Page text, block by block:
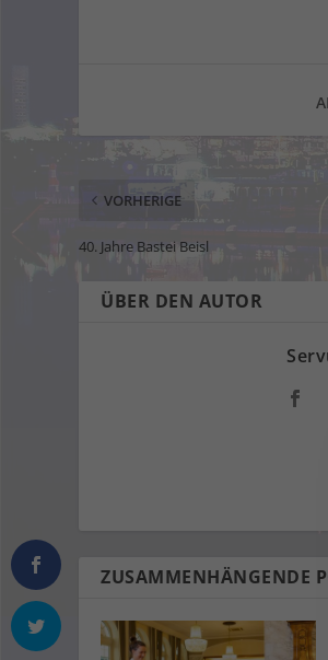
VORHERIGE
40. Jahre Bastei Beisl
ÜBER DEN AUTOR
ZUSAMMENHÄNGENDE